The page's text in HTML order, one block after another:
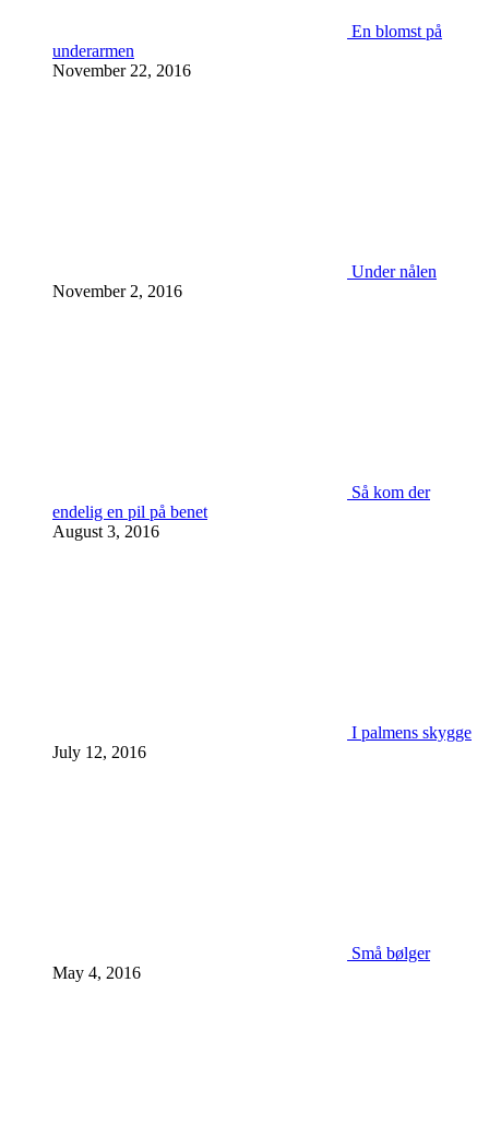
En blomst på
underarmen
November 22, 2016
Under nålen
November 2, 2016
Så kom der
endelig en pil på benet
August 3, 2016
I palmens skygge
July 12, 2016
Små bølger
May 4, 2016